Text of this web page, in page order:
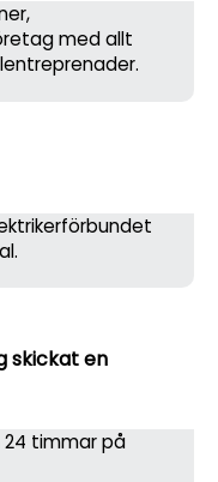
med allt
skickat en
timmar på